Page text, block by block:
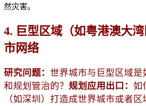
然灾害。
4. 巨型区域（如粤港澳大
市网络
研究问题： 世界城市与巨型区域是
和规划管治的？ 规划应用出口： 如
（如深圳）打造成世界城市或者区